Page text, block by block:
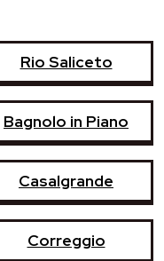
Rio Saliceto
Bagnolo in Piano
Casalgrande
Correggio